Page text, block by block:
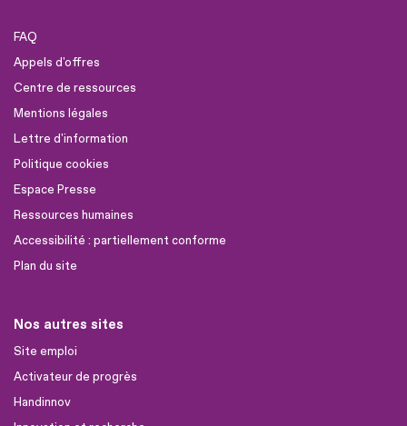
FAQ
Appels d'offres
Centre de ressources
Mentions légales
Lettre d'information
Politique cookies
Espace Presse
Ressources humaines
Accessibilité : partiellement conforme
Plan du site
Nos autres sites
Site emploi
Activateur de progrès
Handinnov